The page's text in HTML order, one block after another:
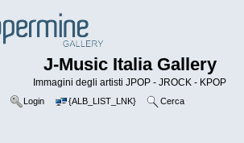
J-Music Italia Gallery
Immagini degli artisti JPOP - JROCK - KPOP
Login {ALB_LIST_LNK} Cerca